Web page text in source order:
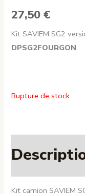
27,50€
Kit SAVIEM SG2
DPSG2FOURGON
Rupture de stock
Kit camion SAVIEM